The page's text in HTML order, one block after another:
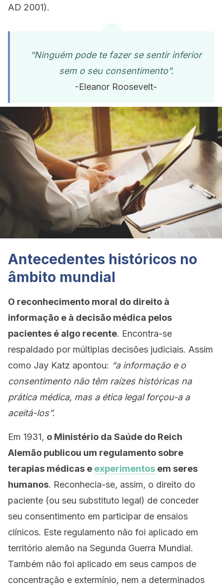
AD 2001).
“Ninguém pode te fazer se sentir inferior
sem o seu consentimento”.
-Eleanor Roosevelt-
Antecedentes históricos no
âmbito mundial
O reconhecimento moral do direito à
informação e à decisão médica pelos
pacientes é algo recente. Encontra-se
respaldado por múltiplas decisões judiciais. Assim
como Jay Katz apontou: “a informação e o
consentimento não têm raízes históricas na
prática médica, mas a ética legal forçou-a a
aceitá-los”.
Em 1931, o Ministério da Saúde do Reich
Alemão publicou um regulamento sobre
terapias médicas e experimentos em seres
humanos. Reconhecia-se, assim, o direito do
paciente (ou seu substituto legal) de conceder
seu consentimento em participar de ensaios
clínicos. Este regulamento não foi aplicado em
território alemão na Segunda Guerra Mundial.
Também não foi aplicado em seus campos de
concentração e extermínio, nem a determinados